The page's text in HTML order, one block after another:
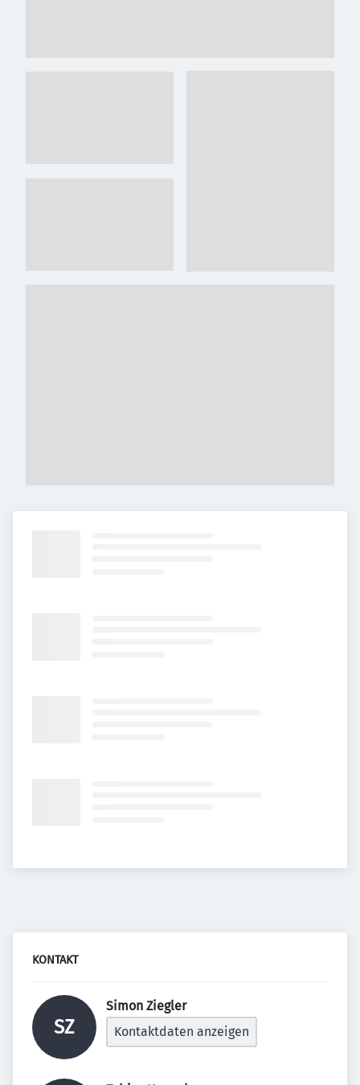
KONTAKT
SZ
Simon Ziegler
Kontaktdaten anzeigen